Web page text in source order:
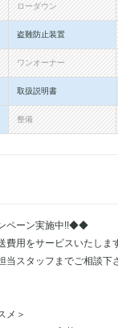
ローダウン
盗難防止装置
ワンオーナー
取扱説明書
整備
ペーン実施中!!◆◆
費用をサービスいたしま
当スタッフまでご相談下
メ＞